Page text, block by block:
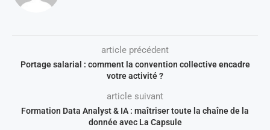
article précédent
Portage salarial : comment la convention collective encadre
votre activité ?
article suivant
Formation Data Analyst & IA : maîtriser toute la chaîne de la
donnée avec La Capsule